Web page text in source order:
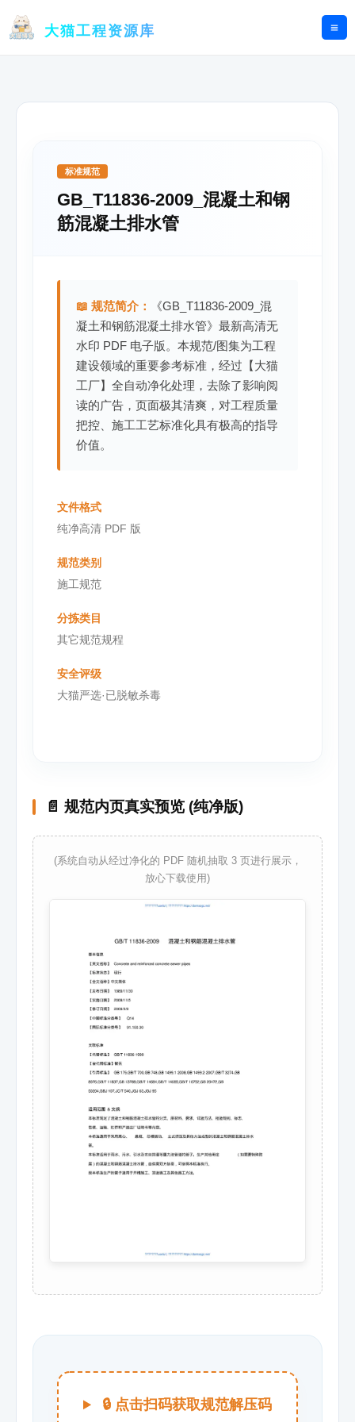
大猫工程资源库
标准规范
GB_T11836-2009_混凝土和钢
筋混凝土排水管
📖 规范简介：
《GB_T11836-2009_混
凝土和钢筋混凝土排水管》最新高清无
水印 PDF 电子版。本规范/图集为工程
建设领域的重要参考标准，经过【大猫
工厂】全自动净化处理，去除了影响阅
读的广告，页面极其清爽，对工程质量
把控、施工工艺标准化具有极高的指导
价值。
文件格式
纯净高清 PDF 版
规范类别
施工规范
分拣类目
其它规范规程
安全评级
大猫严选·已脱敏杀毒
📄 规范内页真实预览 (纯净版)
(系统自动从经过净化的 PDF 随机抽取 3 页进行展示，
放心下载使用)
🔒 点击扫码获取规范解压码